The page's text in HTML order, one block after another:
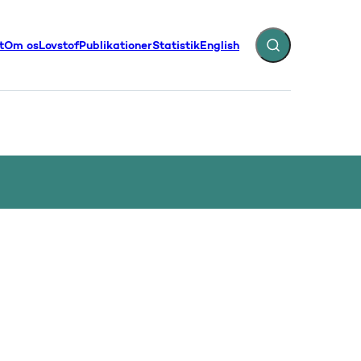
Om osLovstofPublikationerStatistikEnglish Fold søgefelt ud
- Flere links